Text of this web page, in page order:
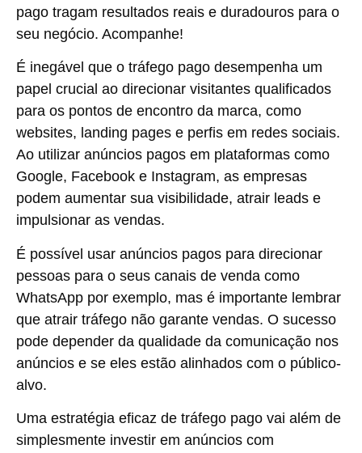
pago tragam resultados reais e duradouros para o
seu negócio. Acompanhe!
É inegável que o tráfego pago desempenha um
papel crucial ao direcionar visitantes qualificados
para os pontos de encontro da marca, como
websites, landing pages e perfis em redes sociais.
Ao utilizar anúncios pagos em plataformas como
Google, Facebook e Instagram, as empresas
podem aumentar sua visibilidade, atrair leads e
impulsionar as vendas.
É possível usar anúncios pagos para direcionar
pessoas para o seus canais de venda como
WhatsApp por exemplo, mas é importante lembrar
que atrair tráfego não garante vendas. O sucesso
pode depender da qualidade da comunicação nos
anúncios e se eles estão alinhados com o público-
alvo.
Uma estratégia eficaz de tráfego pago vai além de
simplesmente investir em anúncios com